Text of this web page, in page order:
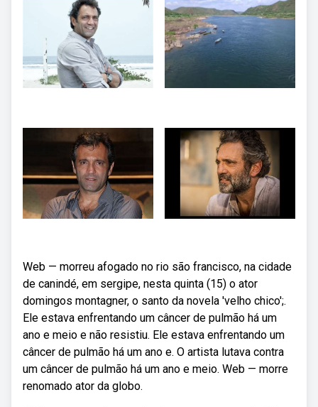
Web — morreu afogado no rio são francisco, na cidade
de canindé, em sergipe, nesta quinta (15) o ator
domingos montagner, o santo da novela 'velho chico';.
Ele estava enfrentando um câncer de pulmão há um
ano e meio e não resistiu. Ele estava enfrentando um
câncer de pulmão há um ano e. O artista lutava contra
um câncer de pulmão há um ano e meio. Web — morre
renomado ator da globo.